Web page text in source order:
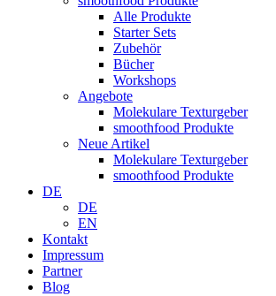
Alle Produkte
Starter Sets
Zubehör
Bücher
Workshops
Angebote
Molekulare Texturgeber
smoothfood Produkte
Neue Artikel
Molekulare Texturgeber
smoothfood Produkte
DE
DE
EN
Kontakt
Impressum
Partner
Blog